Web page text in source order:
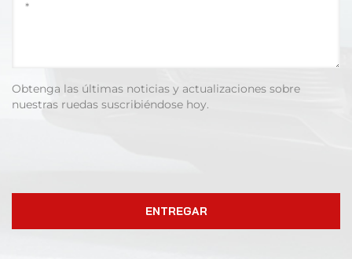
Obtenga las últimas noticias y actualizaciones sobre
nuestras ruedas suscribiéndose hoy.
ENTREGAR